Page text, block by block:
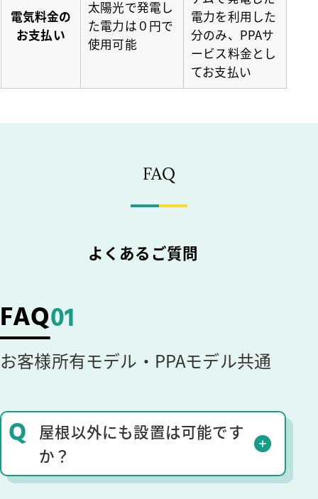
電気料金の
お支払い
太陽光で発電し
た電力は０円で
使用可能
電力を利用した
分のみ、 PPAサ
ービス料金とし
てお支払い
FAQ
よくあるご質問
FAQ01
お客様所有モデル・PPAモデル共通
Q
屋根以外にも設置は可能です
か？